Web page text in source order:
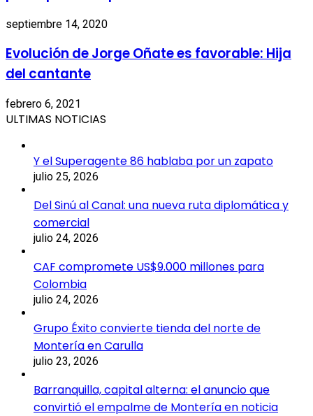
septiembre 14, 2020
Evolución de Jorge Oñate es favorable: Hija
del cantante
febrero 6, 2021
ULTIMAS NOTICIAS
Y el Superagente 86 hablaba por un zapato
julio 25, 2026
Del Sinú al Canal: una nueva ruta diplomática y
comercial
julio 24, 2026
CAF compromete US$9.000 millones para
Colombia
julio 24, 2026
Grupo Éxito convierte tienda del norte de
Montería en Carulla
julio 23, 2026
Barranquilla, capital alterna: el anuncio que
convirtió el empalme de Montería en noticia